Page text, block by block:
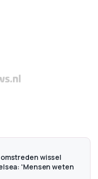
wissel
'Mensen weten